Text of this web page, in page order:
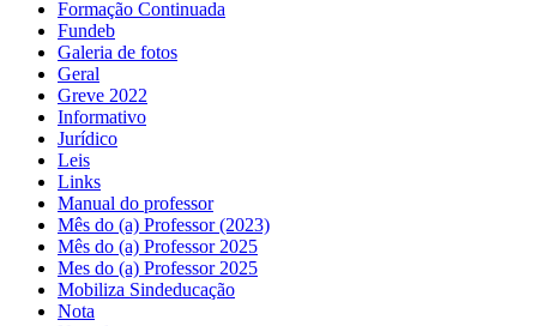
Formação Continuada
Fundeb
Galeria de fotos
Geral
Greve 2022
Informativo
Jurídico
Leis
Links
Manual do professor
Mês do (a) Professor (2023)
Mês do (a) Professor 2025
Mes do (a) Professor 2025
Mobiliza Sindeducação
Nota